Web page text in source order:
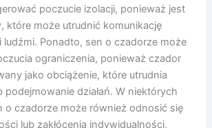
poczucie izolacji, ponieważ jest
które może utrudnić komunikację
Ponadto, sen o czadorze może
ograniczenia, ponieważ czador
jako obciążenie, które utrudnia
podejmowanie działań. W niektórych
o czadorze może również odnosić się
lub zakłócenia indywidualności,